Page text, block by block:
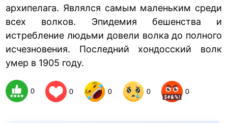
архипелага. Являлся самым маленьким среди
всех волков. Эпидемия бешенства и
истребление людьми довели волка до полного
исчезновения. Последний хондосский волк
умер в 1905 году.
0 0 0 0 0